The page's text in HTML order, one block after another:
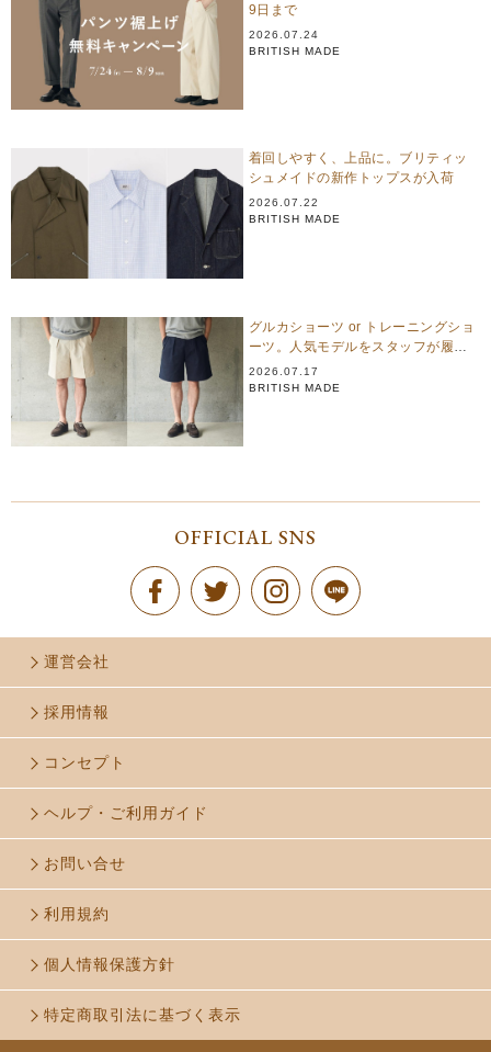
9日まで
2026.07.24
BRITISH MADE
着回しやすく、上品に。ブリティッ
シュメイドの新作トップスが入荷
2026.07.22
BRITISH MADE
グルカショーツ or トレーニングショ
ーツ。人気モデルをスタッフが履き
比べ
2026.07.17
BRITISH MADE
OFFICIAL SNS
運営会社
採用情報
コンセプト
ヘルプ・ご利用ガイド
お問い合せ
利用規約
個人情報保護方針
特定商取引法に基づく表示